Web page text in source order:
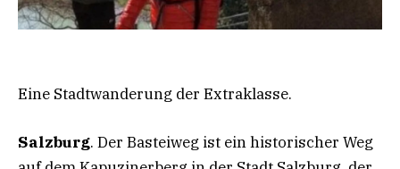
Eine Stadtwanderung der Extraklasse.
Salzburg. Der Basteiweg ist ein historischer Weg